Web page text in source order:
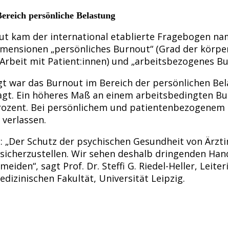
persönliche Belastung
kam der international etablierte Fragebogen
„persönliches Burnout“ (Grad der
mit Patient:innen) und „arbeitsbezogenes
war das Burnout im Bereich der persönlichen
Ein höheres Maß an einem arbeitsbedingten
Bei persönlichem und
Schutz der psychischen Gesundheit von
Wir sehen deshalb dringenden
sagt Prof. Dr. Steffi G. Riedel-Heller,
Fakultät, Universität Leipzig.